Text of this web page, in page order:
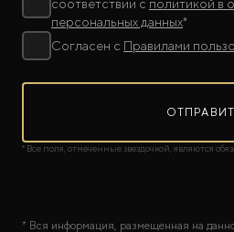
соответствии с политикой в
персональных данных*
Согласен с Правилами
* Все поля, отмеченные звездочкой, являются
* Вся информация, размещенная на